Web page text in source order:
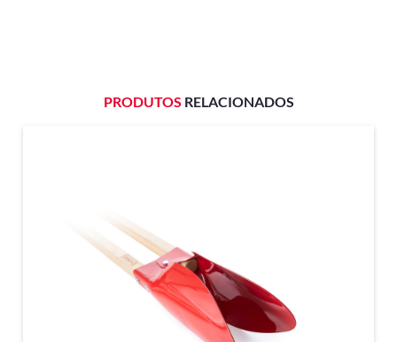
PRODUTOS RELACIONADOS